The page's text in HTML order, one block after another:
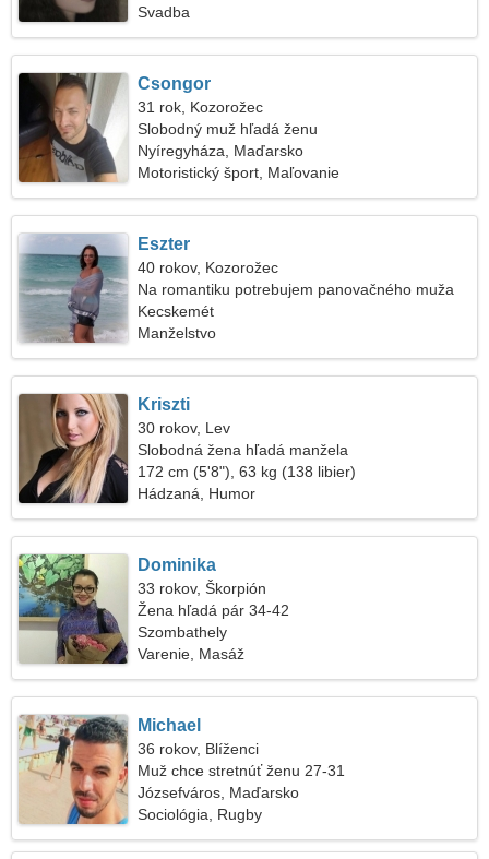
Svadba
Csongor
31 rok, Kozorožec
Slobodný muž hľadá ženu
Nyíregyháza, Maďarsko
Motoristický šport, Maľovanie
Eszter
40 rokov, Kozorožec
Na romantiku potrebujem panovačného muža
Kecskemét
Manželstvo
Kriszti
30 rokov, Lev
Slobodná žena hľadá manžela
172 cm (5'8"), 63 kg (138 libier)
Hádzaná, Humor
Dominika
33 rokov, Škorpión
Žena hľadá pár 34-42
Szombathely
Varenie, Masáž
Michael
36 rokov, Blíženci
Muž chce stretnúť ženu 27-31
Józsefváros, Maďarsko
Sociológia, Rugby